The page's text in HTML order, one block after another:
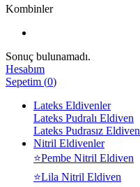
Kombinler
Sonuç bulunamadı.
Hesabım
Sepetim (0)
Lateks Eldivenler
Lateks Pudralı Eldiven
Lateks Pudrasız Eldiven
Nitril Eldivenler
⭐Pembe Nitril Eldiven
⭐Lila Nitril Eldiven